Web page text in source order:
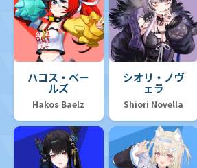
ハコス・ベー
ルズ
Hakos Baelz
シオリ・ノヴ
ェラ
Shiori Novella